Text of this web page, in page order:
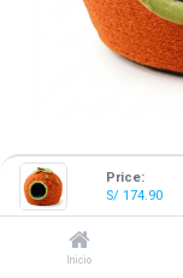
Price:
S/ 174.90
Inicio
CASA